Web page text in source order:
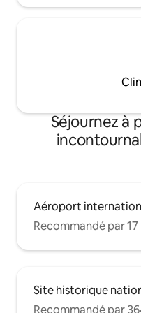
Séjournez à
Aéroport
Recommandé par
Site historique
Recommandé par